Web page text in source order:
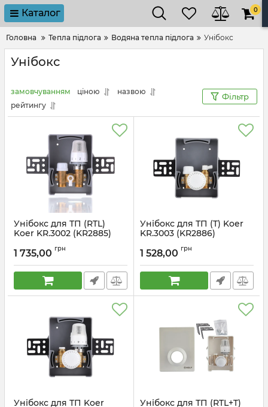
Каталог 0
Головна Тепла підлога Водяна тепла підлога Унібокс
Унібокс
замовчуванням ціною
назвою
рейтингу
Фільтр
Унібокс для ТП (RTL)
Koer KR.3002 (KR2885)
1 735,00 грн
Унібокс для ТП (T) Koer
KR.3003 (KR2886)
1 528,00 грн
Унібокс для ТП Koer
Унібокс для ТП (RTL+T)